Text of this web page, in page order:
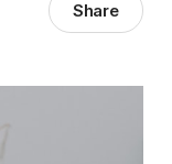
Share